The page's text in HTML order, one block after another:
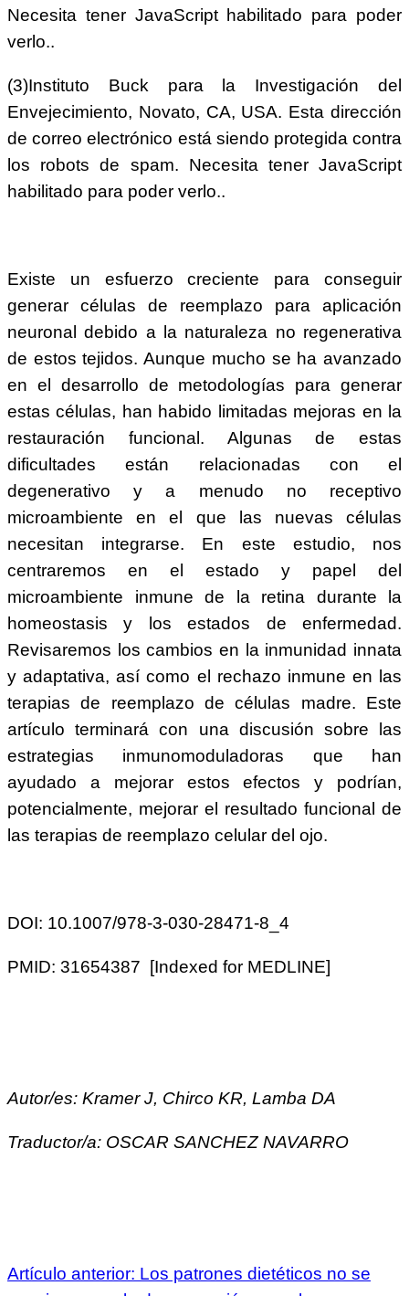
Necesita tener JavaScript habilitado para poder
verlo..
(3)Instituto Buck para la Investigación del
Envejecimiento, Novato, CA, USA. Esta dirección
de correo electrónico está siendo protegida contra
los robots de spam. Necesita tener JavaScript
habilitado para poder verlo..
Existe un esfuerzo creciente para conseguir
generar células de reemplazo para aplicación
neuronal debido a la naturaleza no regenerativa
de estos tejidos. Aunque mucho se ha avanzado
en el desarrollo de metodologías para generar
estas células, han habido limitadas mejoras en la
restauración funcional. Algunas de estas
dificultades están relacionadas con el
degenerativo y a menudo no receptivo
microambiente en el que las nuevas células
necesitan integrarse. En este estudio, nos
centraremos en el estado y papel del
microambiente inmune de la retina durante la
homeostasis y los estados de enfermedad.
Revisaremos los cambios en la inmunidad innata
y adaptativa, así como el rechazo inmune en las
terapias de reemplazo de células madre. Este
artículo terminará con una discusión sobre las
estrategias inmunomoduladoras que han
ayudado a mejorar estos efectos y podrían,
potencialmente, mejorar el resultado funcional de
las terapias de reemplazo celular del ojo.
DOI: 10.1007/978-3-030-28471-8_4
PMID: 31654387 [Indexed for MEDLINE]
Autor/es: Kramer J, Chirco KR, Lamba DA
Traductor/a: OSCAR SANCHEZ NAVARRO
Artículo anterior: Los patrones dietéticos no se